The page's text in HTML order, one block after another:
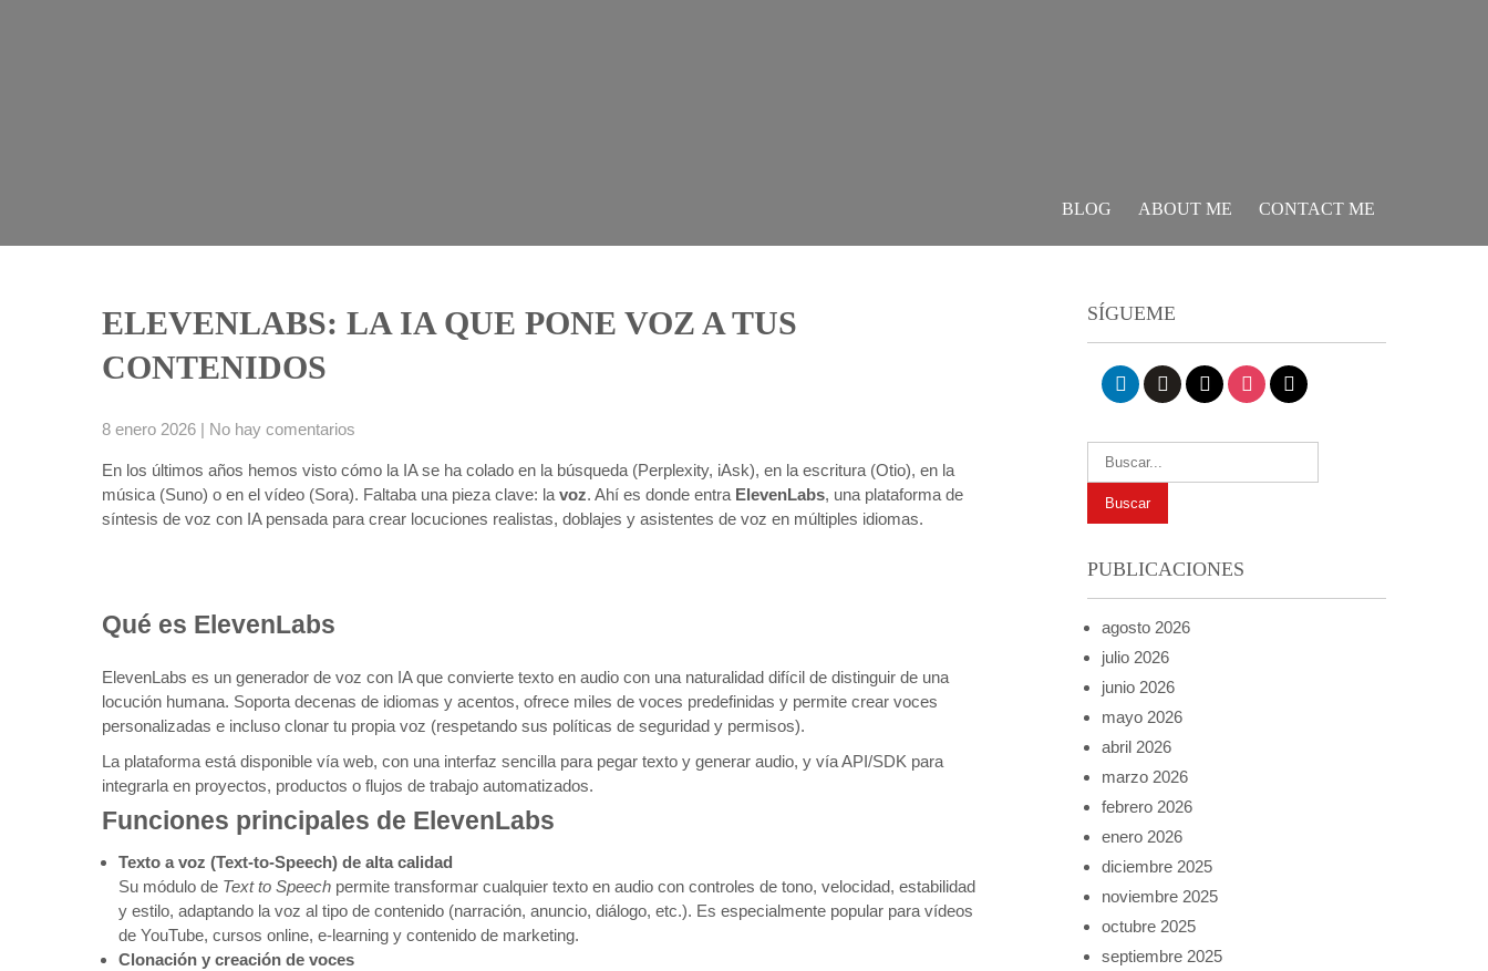
BLOG ABOUT ME CONTACT ME
ELEVENLABS: LA IA QUE PONE VOZ A TUS
CONTENIDOS
8 enero 2026 | No hay comentarios
En los últimos años hemos visto cómo la IA se ha colado en la búsqueda (Perplexity, iAsk), en la escritura (Otio), en la
música (Suno) o en el vídeo (Sora). Faltaba una pieza clave: la voz. Ahí es donde entra ElevenLabs, una plataforma de
síntesis de voz con IA pensada para crear locuciones realistas, doblajes y asistentes de voz en múltiples idiomas.
Qué es ElevenLabs
ElevenLabs es un generador de voz con IA que convierte texto en audio con una naturalidad difícil de distinguir de una
locución humana. Soporta decenas de idiomas y acentos, ofrece miles de voces predefinidas y permite crear voces
personalizadas e incluso clonar tu propia voz (respetando sus políticas de seguridad y permisos).
La plataforma está disponible vía web, con una interfaz sencilla para pegar texto y generar audio, y vía API/SDK para
integrarla en proyectos, productos o flujos de trabajo automatizados.
Funciones principales de ElevenLabs
Texto a voz (Text‑to‑Speech) de alta calidad
Su módulo de Text to Speech permite transformar cualquier texto en audio con controles de tono, velocidad, estabilidad
y estilo, adaptando la voz al tipo de contenido (narración, anuncio, diálogo, etc.). Es especialmente popular para vídeos
de YouTube, cursos online, e‑learning y contenido de marketing.
Clonación y creación de voces
SÍGUEME
linkedingithub x instagram
mail
PUBLICACIONES
agosto 2026
julio 2026
junio 2026
mayo 2026
abril 2026
marzo 2026
febrero 2026
enero 2026
diciembre 2025
noviembre 2025
octubre 2025
septiembre 2025